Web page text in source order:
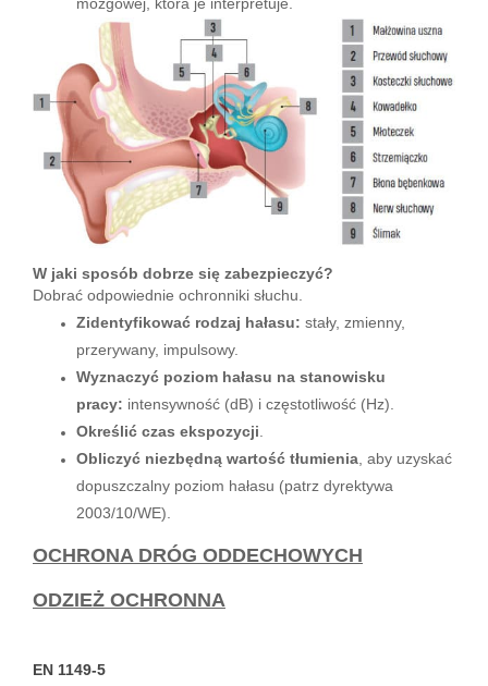
mózgowej, która je interpretuje.
W jaki sposób dobrze się zabezpieczyć?
Dobrać odpowiednie ochronniki słuchu.
Zidentyfikować rodzaj hałasu: stały, zmienny,
przerywany, impulsowy.
Wyznaczyć poziom hałasu na stanowisku
pracy: intensywność (dB) i częstotliwość (Hz).
Określić czas ekspozycji
Obliczyć niezbędną wartość tłumienia , aby uzyskać
dopuszczalny poziom hałasu (patrz dyrektywa
2003/10/WE).
OCHRONA DRÓG ODDECHOWYCH
ODZIEŻ OCHRONNA
EN 1149-5